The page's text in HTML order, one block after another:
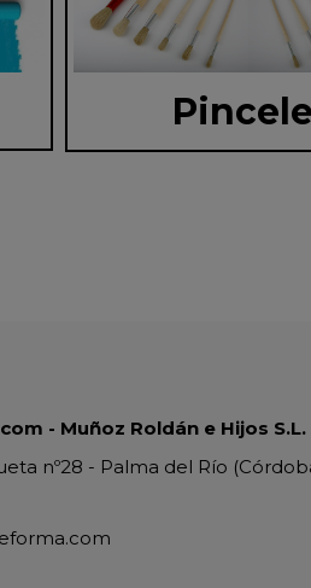
- Muñoz Roldán e Hijos S.L.
nº28 - Palma del Río